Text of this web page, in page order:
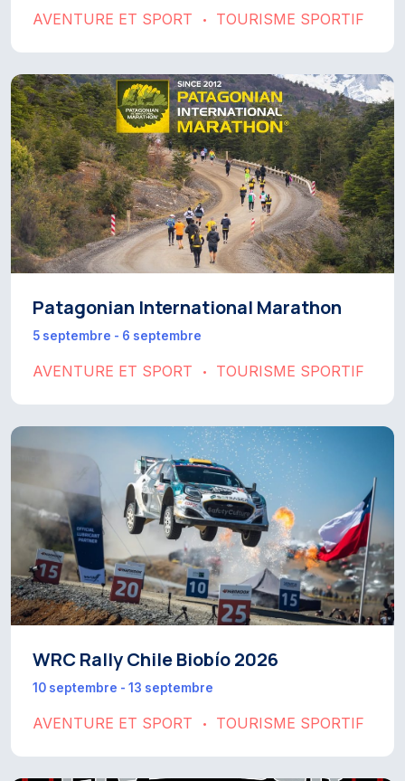
AVENTURE ET SPORT • TOURISME SPORTIF
Patagonian International Marathon
5 septembre - 6 septembre
AVENTURE ET SPORT • TOURISME SPORTIF
WRC Rally Chile Biobío 2026
10 septembre - 13 septembre
AVENTURE ET SPORT • TOURISME SPORTIF